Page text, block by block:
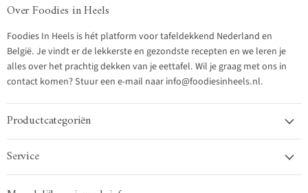
Over Foodies in Heels
Foodies In Heels is hét platform voor tafeldekkend Nederland en
België. Je vindt er de lekkerste en gezondste recepten en we leren je
alles over het prachtig dekken van je eettafel. Wil je graag met ons in
contact komen? Stuur een e-mail naar info@foodiesinheels.nl.
Productcategoriën
Service